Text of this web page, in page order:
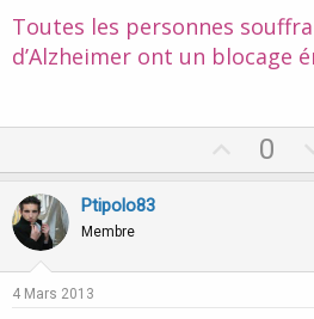
Toutes les personnes
d’Alzheimer ont un blocage
p
t
0
Ptipolo83
Membre
4 Mars 2013